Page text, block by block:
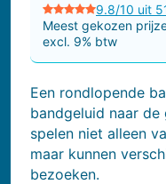
9.8/10 uit
Meest gekozen
excl. 9% btw
Een rondlopende
bandgeluid naar
spelen niet alleen
maar kunnen
bezoeken.